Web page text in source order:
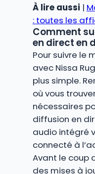
À lire aussi |
: toutes les
Comment
en direct en
Pour suivre le
avec Nissa
plus simple.
où vous
nécessaires
diffusion en
audio intégré
connecté à
Avant le coup
des mises à